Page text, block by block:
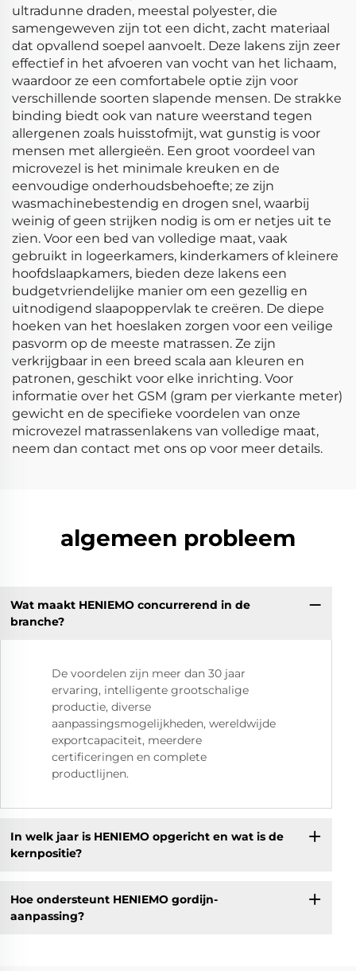
ultradunne draden, meestal polyester, die
samengeweven zijn tot een dicht, zacht materiaal
dat opvallend soepel aanvoelt. Deze lakens zijn zeer
effectief in het afvoeren van vocht van het lichaam,
waardoor ze een comfortabele optie zijn voor
verschillende soorten slapende mensen. De strakke
binding biedt ook van nature weerstand tegen
allergenen zoals huisstofmijt, wat gunstig is voor
mensen met allergieën. Een groot voordeel van
microvezel is het minimale kreuken en de
eenvoudige onderhoudsbehoefte; ze zijn
wasmachinebestendig en drogen snel, waarbij
weinig of geen strijken nodig is om er netjes uit te
zien. Voor een bed van volledige maat, vaak
gebruikt in logeerkamers, kinderkamers of kleinere
hoofdslaapkamers, bieden deze lakens een
budgetvriendelijke manier om een gezellig en
uitnodigend slaapoppervlak te creëren. De diepe
hoeken van het hoeslaken zorgen voor een veilige
pasvorm op de meeste matrassen. Ze zijn
verkrijgbaar in een breed scala aan kleuren en
patronen, geschikt voor elke inrichting. Voor
informatie over het GSM (gram per vierkante meter)
gewicht en de specifieke voordelen van onze
microvezel matrassenlakens van volledige maat,
neem dan contact met ons op voor meer details.
algemeen probleem
Wat maakt HENIEMO concurrerend in de
branche?
De voordelen zijn meer dan 30 jaar
ervaring, intelligente grootschalige
productie, diverse
aanpassingsmogelijkheden, wereldwijde
exportcapaciteit, meerdere
certificeringen en complete
productlijnen.
In welk jaar is HENIEMO opgericht en wat is de
kernpositie?
Hoe ondersteunt HENIEMO gordijn-
aanpassing?